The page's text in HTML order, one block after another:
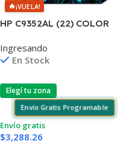
🔥¡VUELA!
HP C9352AL (22) COLOR
5 6ML (D)
Ingresando
En Stock
Elegí tu zona
Envío Gratis Programable
Envío gratis
$3,288.26